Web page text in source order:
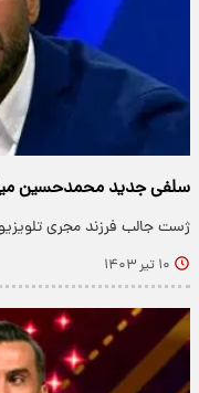
سلفی جدید محمدحسین
ژست جالب فرزند مجری
۱۰ تیر ۱۴۰۳